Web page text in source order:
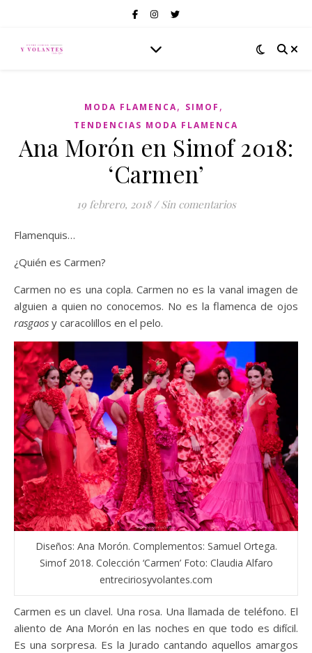
MODA FLAMENCA, SIMOF ,
TENDENCIAS MODA FLAMENCA
Ana Morón en Simof 2018:
‘Carmen’
19 febrero, 2018 / Sin comentarios
Flamenquis…
¿Quién es Carmen?
Carmen no es una copla. Carmen no es la vanal imagen de
alguien a quien no conocemos. No es la flamenca de ojos
rasgaos y caracolillos en el pelo.
Diseños: Ana Morón. Complementos: Samuel Ortega.
Simof 2018. Colección ‘Carmen’ Foto: Claudia Alfaro
entreciriosyvolantes.com
Carmen es un clavel. Una rosa. Una llamada de teléfono. El
aliento de Ana Morón en las noches en que todo es difícil.
Es una sorpresa. Es la Jurado cantando aquellos amargos